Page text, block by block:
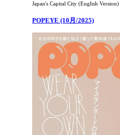
Japan's Capital City (English Version)
POPEYE (10月/2025)